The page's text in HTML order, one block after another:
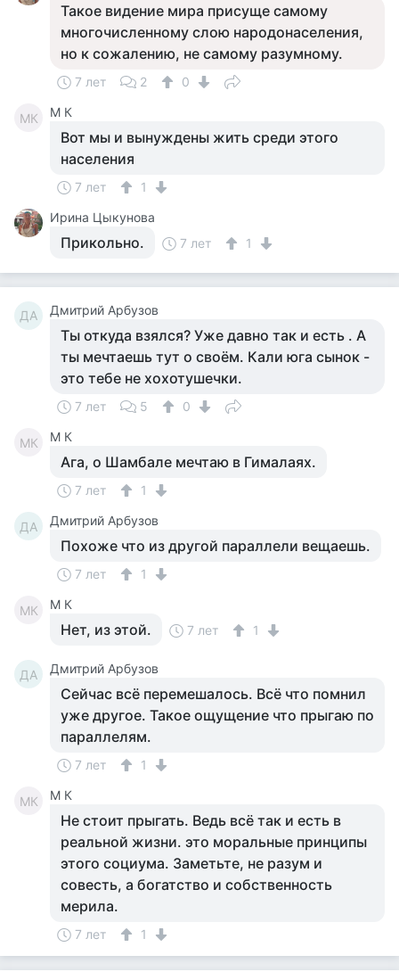
Такое видение мира присуще самому
многочисленному слою народонаселения,
но к сожалению, не самому разумному.
7 лет 2 0
MК M К
Вот мы и вынуждены жить среди этого
населения
7 лет
1
Ирина Цыкунова
Прикольно. 7 лет 1
ДА Дмитрий Арбузов
Ты откуда взялся? Уже давно так и есть . А
ты мечтаешь тут о своём. Кали юга сынок -
это тебе не хохотушечки.
7 лет 5 0
MК M К
Ага, о Шамбале мечтаю в Гималаях.
7 лет 1
ДА Дмитрий Арбузов
Похоже что из другой параллели вещаешь.
7 лет 1
MК M К
Нет, из этой. 7 лет 1
ДА Дмитрий Арбузов
Сейчас всё перемешалось. Всё что помнил
уже другое. Такое ощущение что прыгаю по
параллелям.
7 лет 1
MК M К
Не стоит прыгать. Ведь всё так и есть в
реальной жизни. это моральные принципы
этого социума. Заметьте, не разум и
совесть, а богатство и собственность
мерила.
7 лет 1